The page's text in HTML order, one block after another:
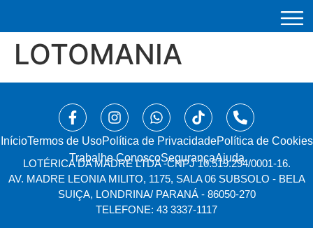
LOTOMANIA
Início⁠Termos de UsoPolítica de PrivacidadePolítica de Cookies
Trabalhe ConoscoSegurançaAjuda
LOTÉRICA DA MADRE LTDA -CNPJ 10.519.294/0001-16.
AV. MADRE LEONIA MILITO, 1175, SALA 06 SUBSOLO - BELA
SUIÇA, LONDRINA/ PARANÁ - 86050-270
TELEFONE: 43 3337-1117